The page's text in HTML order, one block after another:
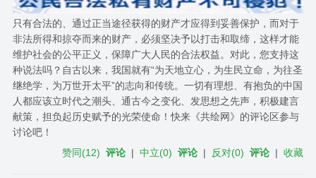
只有合法的、通过正当途径获得的财产才应得到妥善保护，而对于
非法所得和掠夺而来的财产，必须坚决予以打击和取缔，这样才能
维护社会的公平正义，保障广大人民的合法权益。对此，您支持这
种说法吗？自古以来，我国就有“为天地立心，为生民立命，为往圣
继绝学，为万世开太平”的志向和传统。一切有理想、有抱负的中国
人都应该立时代之潮头、通古今之变化、发思想之先声，积极建言
献策，担负起历史赋予的光荣使命！快来《共绘网》的评论区参与
讨论吧！
赞同(12) 评论 |中立(0) 评论 | 反对(0) 评论 |收藏